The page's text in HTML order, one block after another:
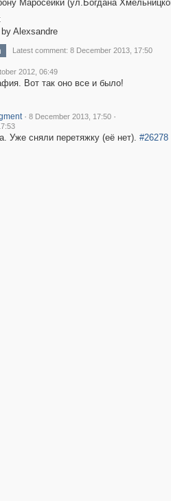
Маросейки (ул.Богдана
Alexsandre
Latest comment: 8 December 2013, 17:50
2012, 06:49
Вот так оно все и было!
· 8 December 2013, 17:50 ·
Уже сняли перетяжку (её нет). #26278